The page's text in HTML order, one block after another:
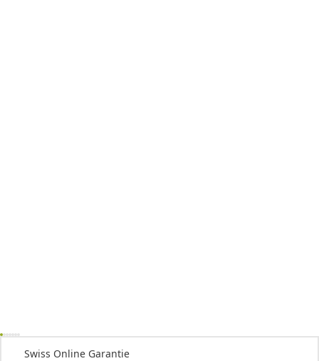
Swiss Online Garantie